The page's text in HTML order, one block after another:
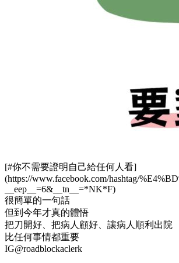
[#你不需要證明自己給任何人看]
(https://www.facebook.com/hashtag/
eep =6& tn =*NK*F)
很簡單的一句話
但到今年才真的體悟
把刀開好、把病人顧好、讓病人順利出院
比任何事情都重要
IG@roadblockaclerk